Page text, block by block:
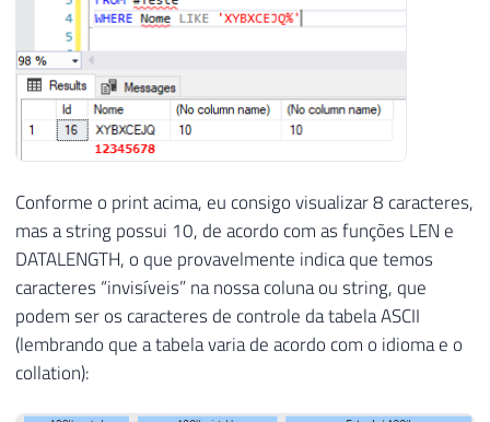
Conforme o print acima, eu consigo visualizar 8 caracteres,
mas a string possui 10, de acordo com as funções LEN e
DATALENGTH, o que provavelmente indica que temos
caracteres “invisíveis” na nossa coluna ou string, que
podem ser os caracteres de controle da tabela ASCII
(lembrando que a tabela varia de acordo com o idioma e o
collation):